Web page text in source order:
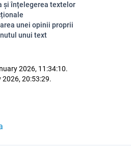
și înțelegerea textelor
unei opinii proprii
unui text
2026, 11:34:10.
2026, 20:53:29.